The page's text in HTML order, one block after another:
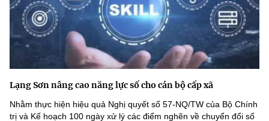
Lạng Sơn nâng cao năng lực số cho cán bộ cấp xã
Nhằm thực hiện hiệu quả Nghị quyết số 57-NQ/TW của Bộ Chính
trị và Kế hoạch 100 ngày xử lý các điểm nghẽn về chuyển đổi số